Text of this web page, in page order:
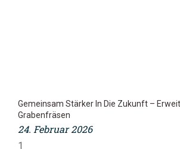
Gemeinsam Stärker In Die Zukunft –
Grabenfräsen
24. Februar 2026